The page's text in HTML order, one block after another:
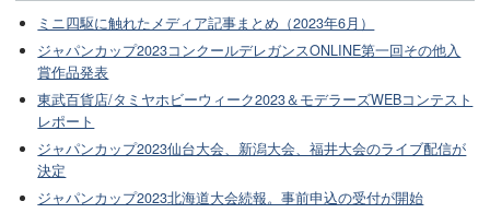
ミニ四駆に触れたメディア記事まとめ（2023年6月）
ジャパンカップ2023コンクールデレガンスONLINE第一回その他入
賞作品発表
東武百貨店/タミヤホビーウィーク2023＆モデラーズWEBコンテスト
レポート
ジャパンカップ2023仙台大会、新潟大会、福井大会のライブ配信が
決定
ジャパンカップ2023北海道大会続報。事前申込の受付が開始